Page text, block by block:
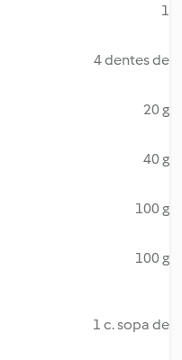
1
4 dentes de
20 g
40 g
100 g
100 g
1 c. sopa de